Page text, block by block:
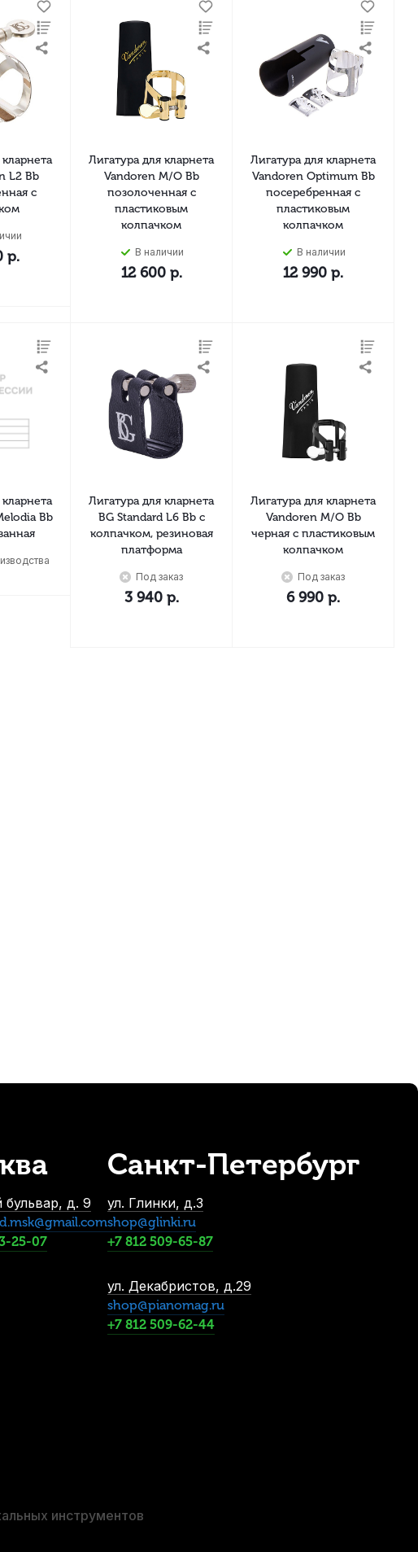
L2 Bb
с
р.
Лигатура для кларнета
Vandoren M/O Bb
позолоченная с
пластиковым
колпачком
В наличии
12 600р.
Лигатура для кларнета
Vandoren Optimum Bb
посеребренная с
пластиковым
колпачком
В наличии
12 990 р.
Bb
Лигатура для кларнета
BG Standard L6 Bb с
колпачком, резиновая
платформа
Под заказ
3 940р.
Лигатура для кларнета
Vandoren M/O Bb
черная с пластиковым
колпачком
Под заказ
6 990 р.
бульвар, д. 9
25-07
Санкт-Петербург
ул. Глинки, д.3
shop@glinki.ru
+7 812 509-65-87
ул. Декабристов, д.29
shop@pianomag.ru
+7 812 509-62-44
инструментов